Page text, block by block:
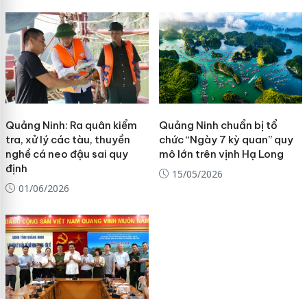
Quảng Ninh: Ra quân kiểm
tra, xử lý các tàu, thuyền
nghề cá neo đậu sai quy
định
01/06/2026
Quảng Ninh chuẩn bị tổ
chức “Ngày 7 kỳ quan” quy
mô lớn trên vịnh Hạ Long
15/05/2026